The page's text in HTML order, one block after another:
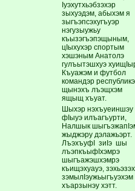
Iуэхутхьэбзэхэр
зыхуэдэм, абыхэм я
зыгъэпсэхугъуэр
нэгузыужьу
къызэгъэпэщыным,
цIыхухэр спортым
хэшэным Анатолэ
гулъытэшхуэ
Къуажэм и футбол
командэр
щынэхъ лъэщхэм
ящыщ хъуат.
Шыхэр нэхъуеиншэу
фIыуэ илъагъурти,
Налшык
жыджэру дэлажьэрт.
ЛъэхъуфI зиIэ шы
лъэпкъыфIхэмрэ
шыгъажэшхэмрэ
къищэхуауэ,
зэмылIэужьыгъуэхэм
хъарзынэу хэтт.